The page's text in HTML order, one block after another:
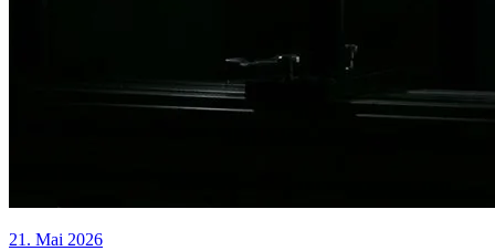
21. Mai 2026